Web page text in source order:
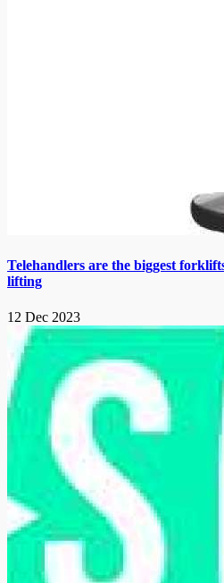
Telehandlers are the biggest
lifting
12 Dec 2023